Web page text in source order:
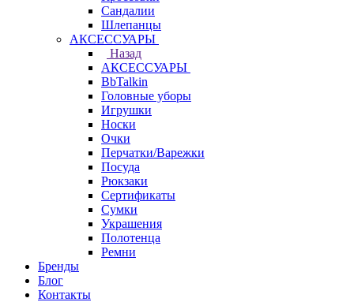
Сандалии
Шлепанцы
АКСЕССУАРЫ
Назад
АКСЕССУАРЫ
BbTalkin
Головные уборы
Игрушки
Носки
Очки
Перчатки/Варежки
Посуда
Рюкзаки
Сертификаты
Сумки
Украшения
Полотенца
Ремни
Бренды
Блог
Контакты